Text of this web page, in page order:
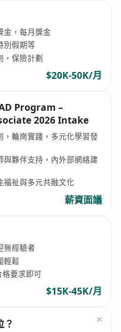
金，每月獎金
別假期等
，保險計劃
$20K-50K/月
Program –
2026 Intake
，輪崗實踐，多元化學習發
與夥伴支持，內外部網絡建
福祉與多元共融文化
薪資面議
無經驗者
輕鬆
格要求即可
$15K-45K/月
？